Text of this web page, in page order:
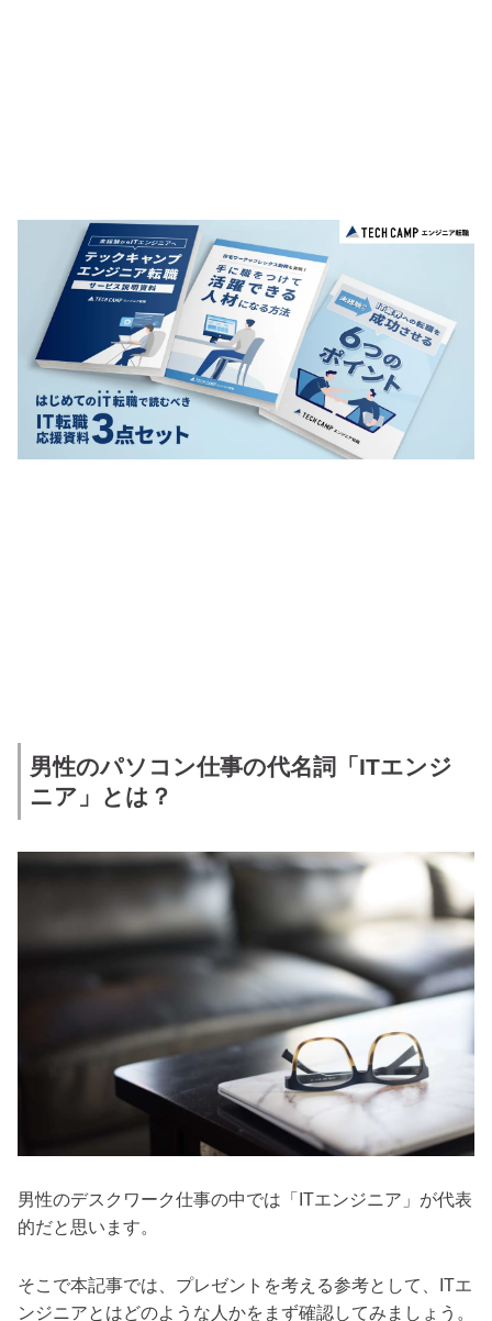
男性のパソコン仕事の代名詞「ITエンジ
ニア」とは？
男性のデスクワーク仕事の中では「ITエンジニア」が代表
的だと思います。
そこで本記事では、プレゼントを考える参考として、ITエ
ンジニアとはどのような人かをまず確認してみましょう。